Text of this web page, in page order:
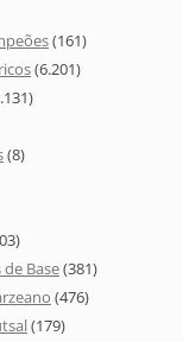
(161)
(6.201)
(8)
Base(381)
(476)
(179)